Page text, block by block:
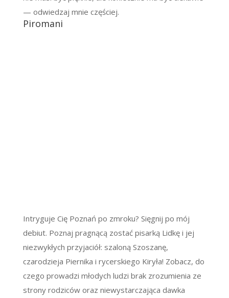
— odwiedzaj mnie częściej.
Piromani
Intryguje Cię Poznań po zmroku? Sięgnij po mój
debiut. Poznaj pragnącą zostać pisarką Lidkę i jej
niezwykłych przyjaciół: szaloną Szoszanę,
czarodzieja Piernika i rycerskiego Kiryła! Zobacz, do
czego prowadzi młodych ludzi brak zrozumienia ze
strony rodziców oraz niewystarczająca dawka